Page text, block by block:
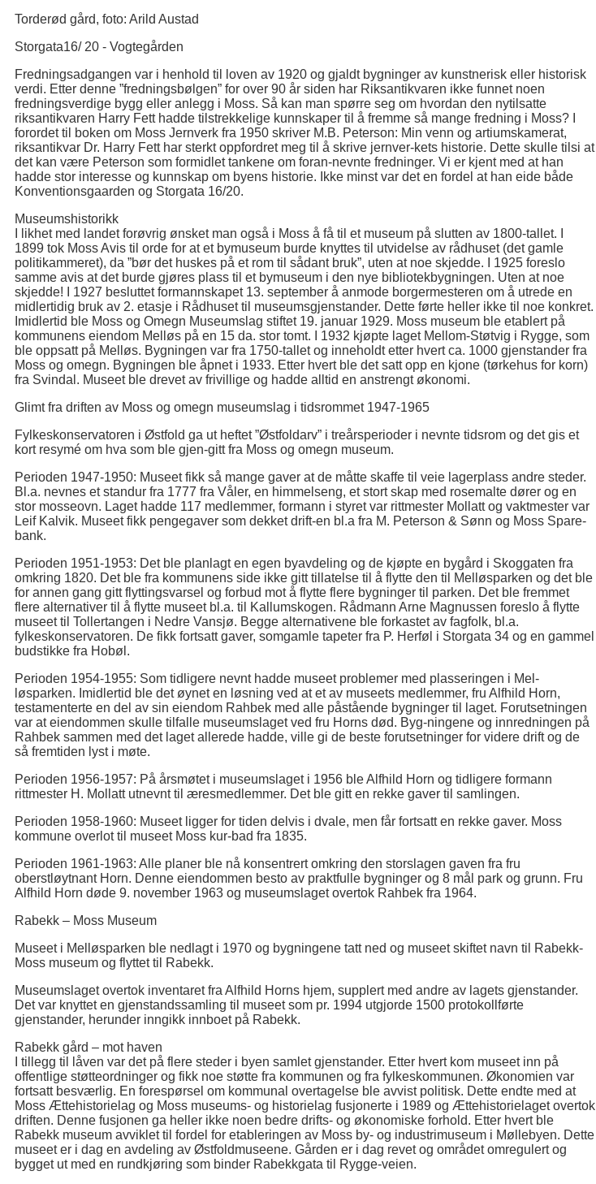
Torderød gård, foto: Arild Austad
Storgata16/ 20 - Vogtegården
Fredningsadgangen var i henhold til loven av 1920 og gjaldt bygninger av kunstnerisk eller historisk
verdi. Etter denne ”fredningsbølgen” for over 90 år siden har Riksantikvaren ikke funnet noen
fredningsverdige bygg eller anlegg i Moss. Så kan man spørre seg om hvordan den nytilsatte
riksantikvaren Harry Fett hadde tilstrekkelige kunnskaper til å fremme så mange fredning i Moss? I
forordet til boken om Moss Jernverk fra 1950 skriver M.B. Peterson: Min venn og artiumskamerat,
riksantikvar Dr. Harry Fett har sterkt oppfordret meg til å skrive jernver-kets historie. Dette skulle tilsi at
det kan være Peterson som formidlet tankene om foran-nevnte fredninger. Vi er kjent med at han
hadde stor interesse og kunnskap om byens historie. Ikke minst var det en fordel at han eide både
Konventionsgaarden og Storgata 16/20.
Museumshistorikk
I likhet med landet forøvrig ønsket man også i Moss å få til et museum på slutten av 1800-tallet. I
1899 tok Moss Avis til orde for at et bymuseum burde knyttes til utvidelse av rådhuset (det gamle
politikammeret), da ”bør det huskes på et rom til sådant bruk”, uten at noe skjedde. I 1925 foreslo
samme avis at det burde gjøres plass til et bymuseum i den nye bibliotekbygningen. Uten at noe
skjedde! I 1927 besluttet formannskapet 13. september å anmode borgermesteren om å utrede en
midlertidig bruk av 2. etasje i Rådhuset til museumsgjenstander. Dette førte heller ikke til noe konkret.
Imidlertid ble Moss og Omegn Museumslag stiftet 19. januar 1929. Moss museum ble etablert på
kommunens eiendom Melløs på en 15 da. stor tomt. I 1932 kjøpte laget Mellom-Støtvig i Rygge, som
ble oppsatt på Melløs. Bygningen var fra 1750-tallet og inneholdt etter hvert ca. 1000 gjenstander fra
Moss og omegn. Bygningen ble åpnet i 1933. Etter hvert ble det satt opp en kjone (tørkehus for korn)
fra Svindal. Museet ble drevet av frivillige og hadde alltid en anstrengt økonomi.
Glimt fra driften av Moss og omegn museumslag i tidsrommet 1947-1965
Fylkeskonservatoren i Østfold ga ut heftet ”Østfoldarv” i treårsperioder i nevnte tidsrom og det gis et
kort resymé om hva som ble gjen-gitt fra Moss og omegn museum.
Perioden 1947-1950: Museet fikk så mange gaver at de måtte skaffe til veie lagerplass andre steder.
Bl.a. nevnes et standur fra 1777 fra Våler, en himmelseng, et stort skap med rosemalte dører og en
stor mosseovn. Laget hadde 117 medlemmer, formann i styret var rittmester Mollatt og vaktmester var
Leif Kalvik. Museet fikk pengegaver som dekket drift-en bl.a fra M. Peterson & Sønn og Moss Spare-
bank.
Perioden 1951-1953: Det ble planlagt en egen byavdeling og de kjøpte en bygård i Skoggaten fra
omkring 1820. Det ble fra kommunens side ikke gitt tillatelse til å flytte den til Melløsparken og det ble
for annen gang gitt flyttingsvarsel og forbud mot å flytte flere bygninger til parken. Det ble fremmet
flere alternativer til å flytte museet bl.a. til Kallumskogen. Rådmann Arne Magnussen foreslo å flytte
museet til Tollertangen i Nedre Vansjø. Begge alternativene ble forkastet av fagfolk, bl.a.
fylkeskonservatoren. De fikk fortsatt gaver, somgamle tapeter fra P. Herføl i Storgata 34 og en gammel
budstikke fra Hobøl.
Perioden 1954-1955: Som tidligere nevnt hadde museet problemer med plasseringen i Mel-
løsparken. Imidlertid ble det øynet en løsning ved at et av museets medlemmer, fru Alfhild Horn,
testamenterte en del av sin eiendom Rahbek med alle påstående bygninger til laget. Forutsetningen
var at eiendommen skulle tilfalle museumslaget ved fru Horns død. Byg-ningene og innredningen på
Rahbek sammen med det laget allerede hadde, ville gi de beste forutsetninger for videre drift og de
så fremtiden lyst i møte.
Perioden 1956-1957: På årsmøtet i museumslaget i 1956 ble Alfhild Horn og tidligere formann
rittmester H. Mollatt utnevnt til æresmedlemmer. Det ble gitt en rekke gaver til samlingen.
Perioden 1958-1960: Museet ligger for tiden delvis i dvale, men får fortsatt en rekke gaver. Moss
kommune overlot til museet Moss kur-bad fra 1835.
Perioden 1961-1963: Alle planer ble nå konsentrert omkring den storslagen gaven fra fru
oberstløytnant Horn. Denne eiendommen besto av praktfulle bygninger og 8 mål park og grunn. Fru
Alfhild Horn døde 9. november 1963 og museumslaget overtok Rahbek fra 1964.
Rabekk – Moss Museum
Museet i Melløsparken ble nedlagt i 1970 og bygningene tatt ned og museet skiftet navn til Rabekk-
Moss museum og flyttet til Rabekk.
Museumslaget overtok inventaret fra Alfhild Horns hjem, supplert med andre av lagets gjenstander.
Det var knyttet en gjenstandssamling til museet som pr. 1994 utgjorde 1500 protokollførte
gjenstander, herunder inngikk innboet på Rabekk.
Rabekk gård – mot haven
I tillegg til låven var det på flere steder i byen samlet gjenstander. Etter hvert kom museet inn på
offentlige støtteordninger og fikk noe støtte fra kommunen og fra fylkeskommunen. Økonomien var
fortsatt besværlig. En forespørsel om kommunal overtagelse ble avvist politisk. Dette endte med at
Moss Ættehistorielag og Moss museums- og historielag fusjonerte i 1989 og Ættehistorielaget overtok
driften. Denne fusjonen ga heller ikke noen bedre drifts- og økonomiske forhold. Etter hvert ble
Rabekk museum avviklet til fordel for etableringen av Moss by- og industrimuseum i Møllebyen. Dette
museet er i dag en avdeling av Østfoldmuseene. Gården er i dag revet og området omregulert og
bygget ut med en rundkjøring som binder Rabekkgata til Rygge-veien.